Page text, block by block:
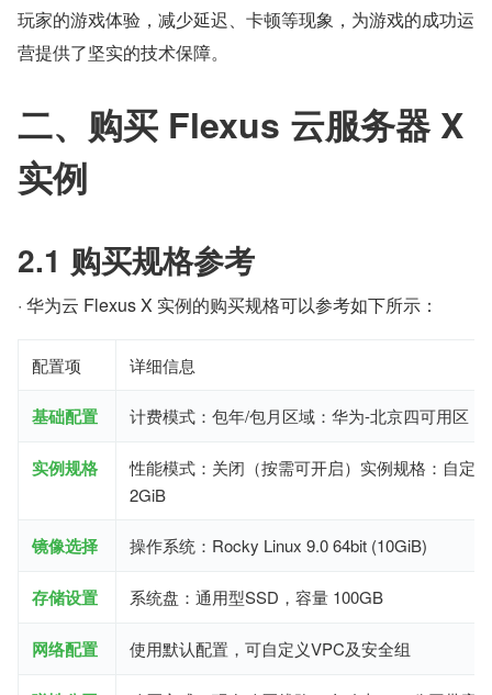
玩家的游戏体验，减少延迟、卡顿等现象，为游戏的成功运
营提供了坚实的技术保障。
二、购买 Flexus 云服务器 X
实例
2.1 购买规格参考
· 华为云 Flexus X 实例的购买规格可以参考如下所示：
配置项 详细信息
基础配置 计费模式：包年/包月区域：华为-北京四可用区：
实例规格
性能模式：关闭（按需可开启）实例规格：自定
2GiB
镜像选择 操作系统：Rocky Linux 9.0 64bit (10GiB)
存储设置 系统盘：通用型SSD，容量 100GB
网络配置 使用默认配置，可自定义VPC及安全组